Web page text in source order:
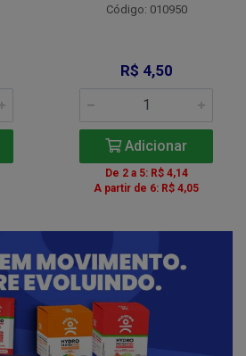
Código: 010950
R$ 4,50
Adicionar
De 2 a 5: R$ 4,14
A partir de 6: R$ 4,05